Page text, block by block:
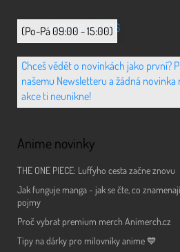
+420 702 851 036
(Po-Pá 09:00 - 15:00)
Chceš vědět o novinkách jako první?
našemu Newsletteru a žádná novinka
akce ti neunikne!
Anime novinky
THE ONE PIECE: Luffyho cesta začne znovu
Jak funguje manga - jak se čte, co
pojmy
Proč vybrat premium merch Animerch.cz
Tipy na dárky pro milovníky anime 💙